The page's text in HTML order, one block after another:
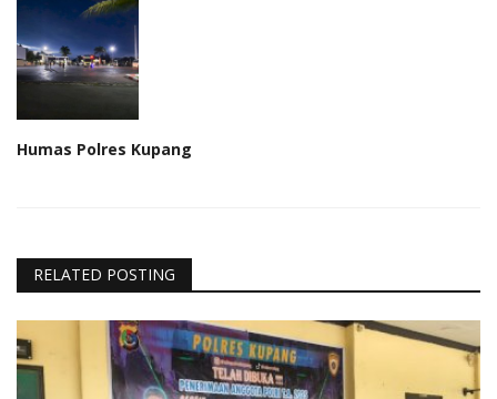
Humas Polres Kupang
RELATED POSTING